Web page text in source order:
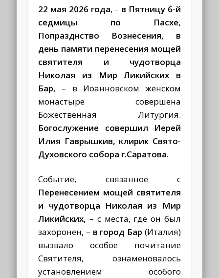
22 мая 2026 года, – в Пятницу 6-й
седмицы по Пасхе,
Попразднство Вознесения, в
день памяти перенесения мощей
святителя и чудотворца
Николая из Мир Ликийских в
Бар, – в Иоанновском женском
монастыре совершена
Божественная Литургия.
Богослужение совершил Иерей
Илия Гаврышкив, клирик Свято-
Духовского собора г.Саратова.
Событие, связанное с
Перенесением мощей святителя
и чудотворца Николая из Мир
Ликийских, – с места, где он был
захоронен, – в город Бар (Италия)
вызвало особое почитание
Святителя, ознаменовалось
установлением особого